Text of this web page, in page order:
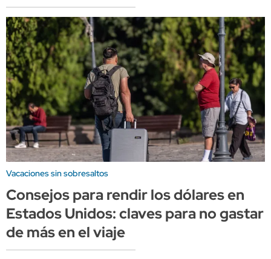
Vacaciones sin sobresaltos
Consejos para rendir los dólares en
Estados Unidos: claves para no gastar
de más en el viaje